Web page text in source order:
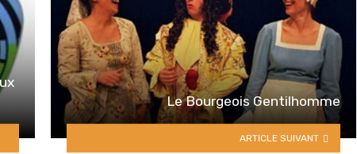
Le Bourgeois Gentilhomme
ARTICLE SUIVANT